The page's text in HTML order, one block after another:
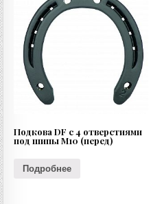
Подкова DF с 4 отверстиями
под шипы М10 (перед)
Подробнее